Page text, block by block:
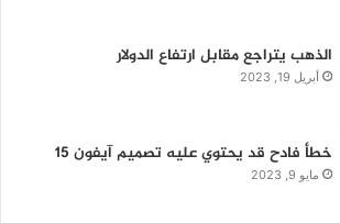
الذهب يتراجع مقابل ارتفاع الدولار
أبريل 19, 2023
خطأ فادح قد يحتوي عليه تصميم آيفون 15
مايو 9, 2023